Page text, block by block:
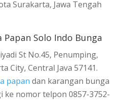
Surakarta, Jawa Tengah
Papan Solo Indo Bunga
St No.45, Penumping,
City, Central Java 57141.
papan dan karangan bunga
ke nomor telpon 0857-3752-